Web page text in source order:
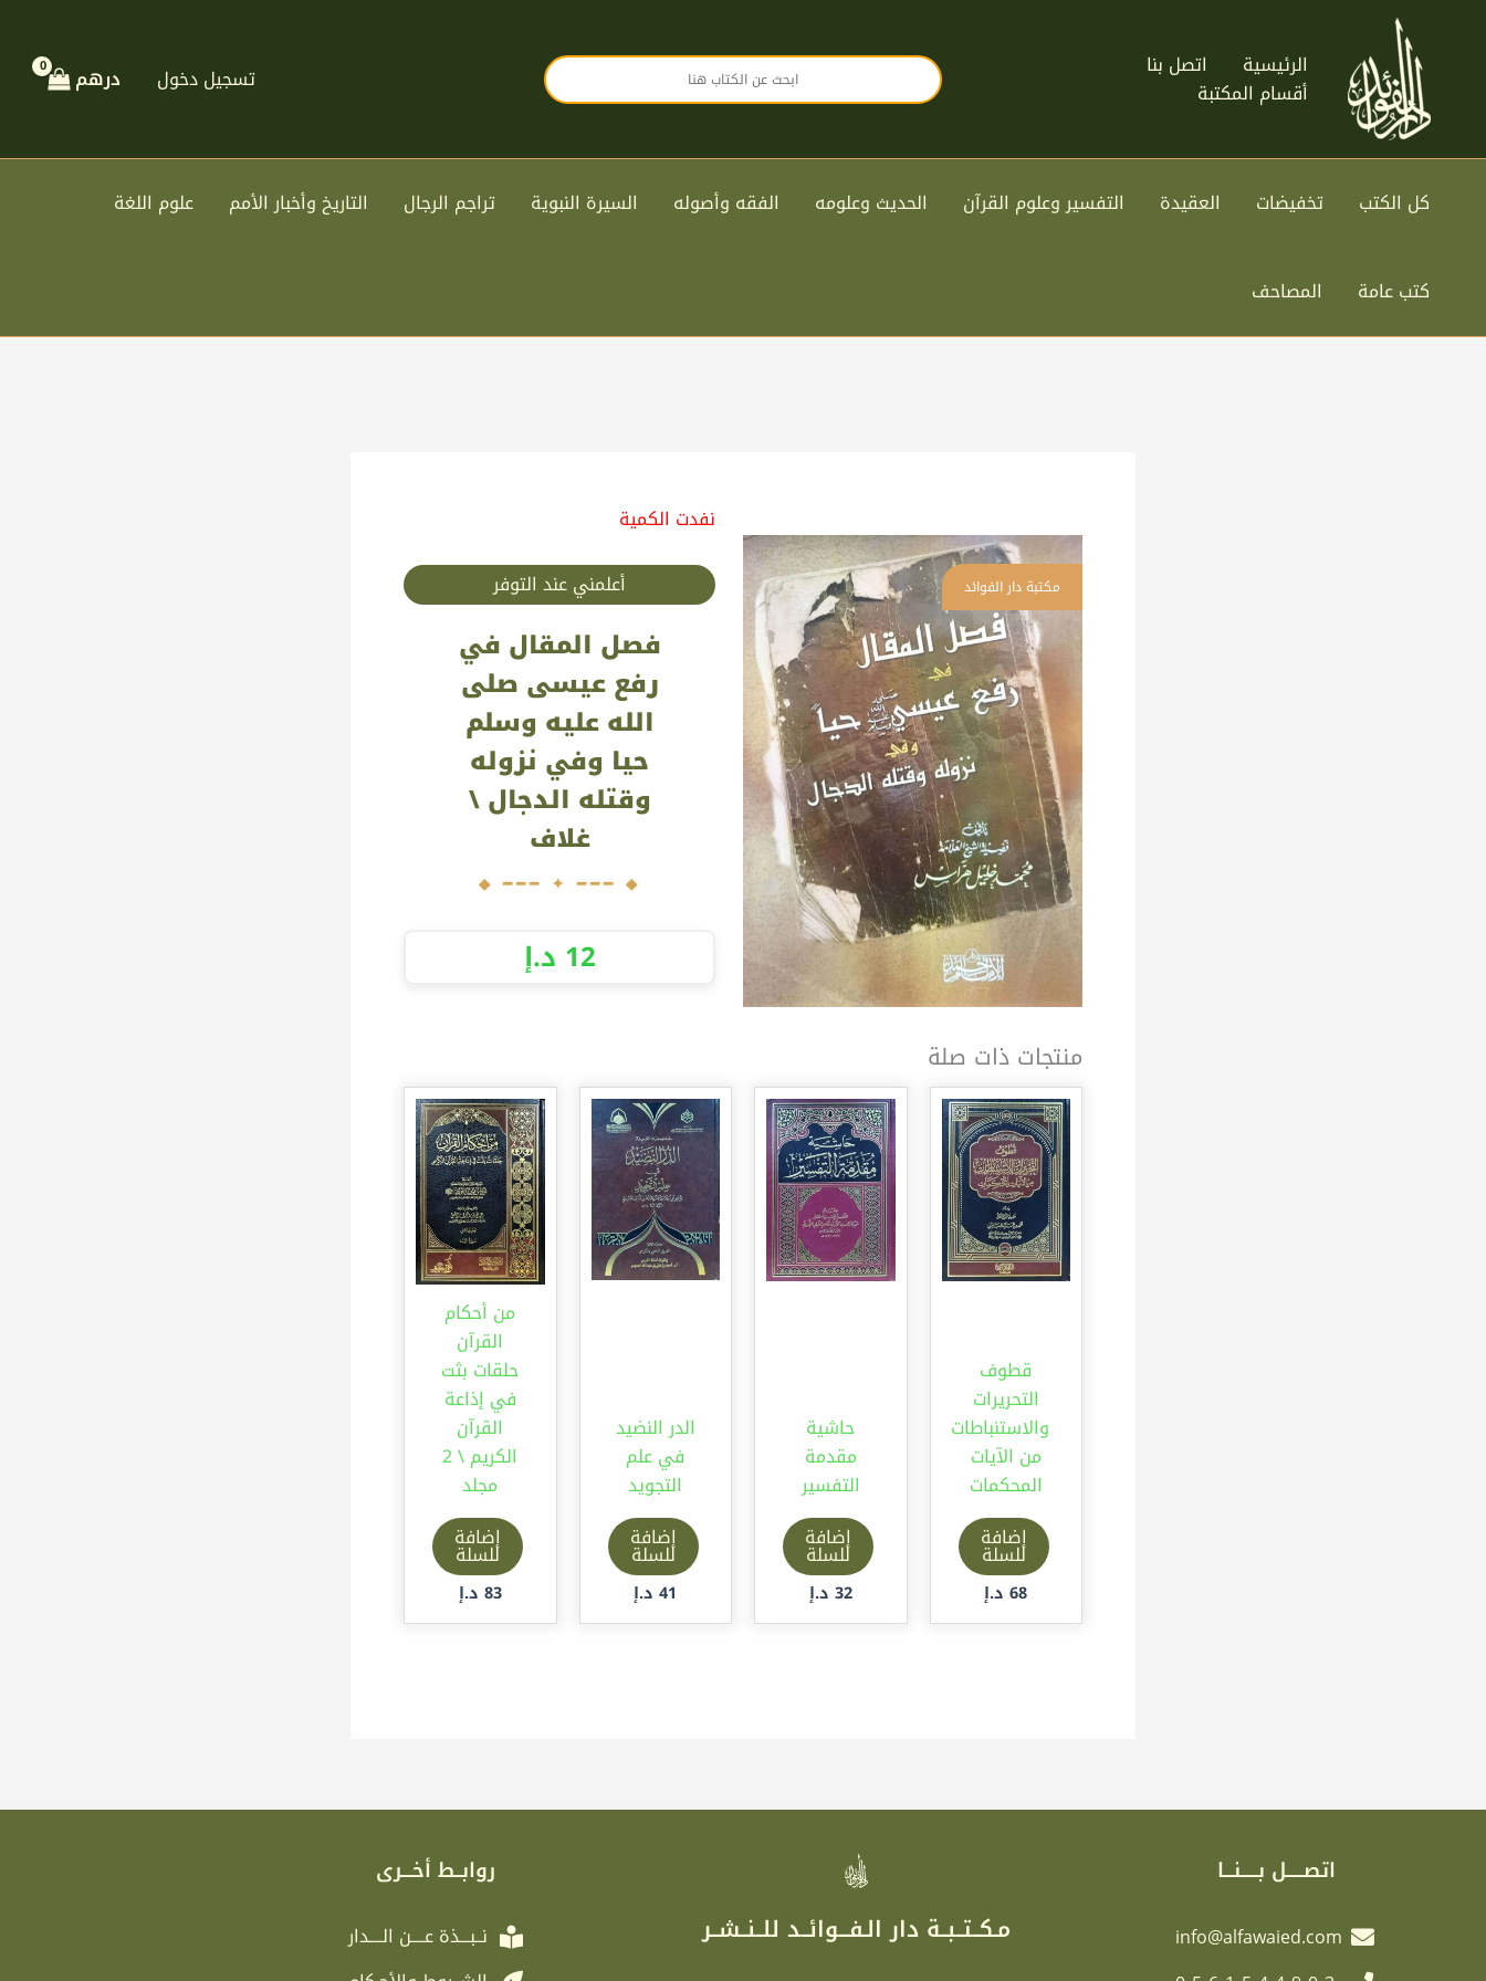
الرئيسية
اتصل بنا
أقسام المكتبة
تسجيل دخول درهم
كل الكتب تخفيضات العقيدة التفسير وعلوم القرآن الحديث وعلومه الفقه وأصوله السيرة النبوية تراجم الرجال التاريخ وأخبار الأمم علوم اللغة
كتب عامة المصاحف
فصل المقال في
رفع عيسى صلى
الله عليه وسلم
حيا وفي نزوله
وقتله الدجال \
غلاف
نفدت الكمية
أعلمني عند التوفر
12 د.إ
منتجات ذات صلة
قطوف
التحريرات
والاستنباطات
من الآيات
المحكمات
إضافة
للسلة
68 د.إ
حاشية
مقدمة
التفسير
إضافة
للسلة
32 د.إ
الدر النضيد
في علم
التجويد
إضافة
للسلة
41 د.إ
من أحكام
القرآن
حلقات بثت
في إذاعة
القرآن
الكريم \ 2
مجلد
إضافة
للسلة
83 د.إ
اتصـــــل بـــــنـــا
info@alfawaied.com
مـكــتــبــة دار الـفـــوائــد للــنــشــر
روابــط أخـــرى
نــبـــذة عــــن الــــدار